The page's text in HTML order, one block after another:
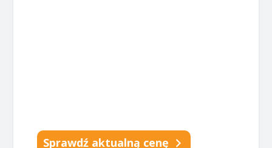
Sprawdź aktualną cenę